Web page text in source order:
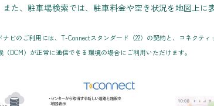
また、駐車場検索では、駐車料金や空き状況を地図上
ナビのご利用には、T-Connectスタンダード（22）の契約と、コネク
（DCM）が正常に通信できる環境の場合にご利用いただけます。